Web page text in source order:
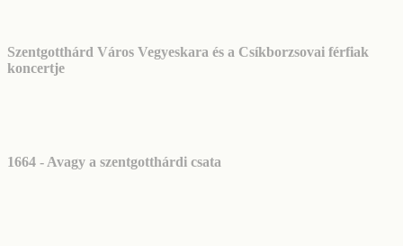
Szentgotthárd Város Vegyeskara és a Csíkborzsovai férfiak
koncertje
1664 - Avagy a szentgotthárdi csata